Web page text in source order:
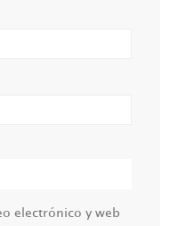
electrónico y web